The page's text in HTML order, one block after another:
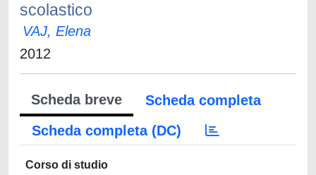
scolastico
VAJ, Elena
2012
Scheda breve
Scheda completa
Scheda completa (DC)
Corso di studio